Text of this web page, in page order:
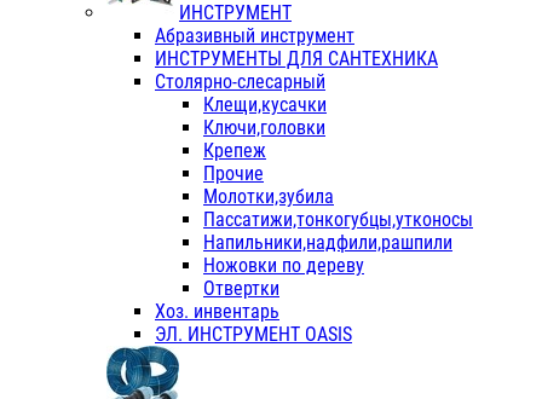
ИНСТРУМЕНТ
Абразивный инструмент
ИНСТРУМЕНТЫ ДЛЯ САНТЕХНИКА
Столярно-слесарный
Клещи,кусачки
Ключи,головки
Крепеж
Прочие
Молотки,зубила
Пассатижи,тонкогубцы,утконосы
Напильники,надфили,рашпили
Ножовки по дереву
Отвертки
Хоз. инвентарь
ЭЛ. ИНСТРУМЕНТ OASIS